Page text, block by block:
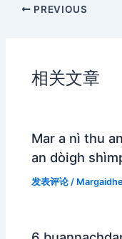
PREVIOUS
相关文章
Mar a nì thu
an dòigh
发表评论 /